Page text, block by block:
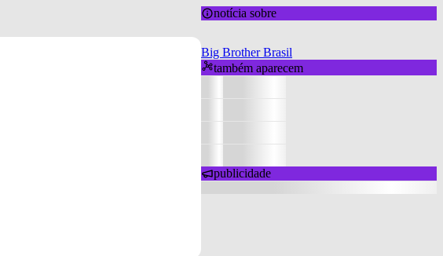
notícia sobre
Big Brother Brasil
também aparecem
publicidade